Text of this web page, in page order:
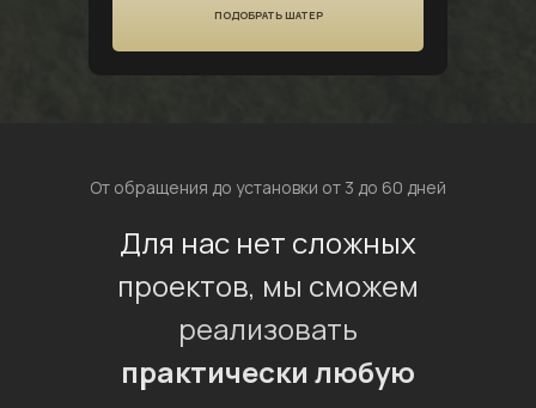
ПОДОБРАТЬ ШАТЕР
От обращения до установки от 3 до 60 дней
Для нас нет сложных
проектов, мы сможем
реализовать
практически любую